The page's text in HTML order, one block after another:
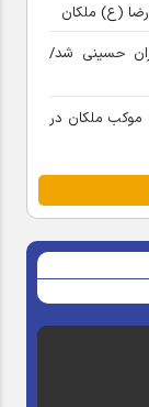
رضا (ع) ملکان
حسینی شد/
موکب ملکان در